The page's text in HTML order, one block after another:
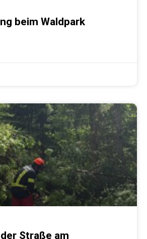
beim Waldpark
Straße am